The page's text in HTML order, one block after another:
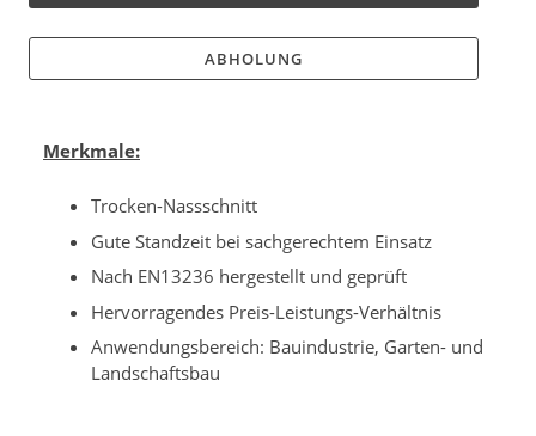
ABHOLUNG
Merkmale:
Trocken-Nassschnitt
Gute Standzeit bei sachgerechtem Einsatz
Nach EN13236 hergestellt und geprüft
Hervorragendes Preis-Leistungs-Verhältnis
Anwendungsbereich: Bauindustrie, Garten- und
Landschaftsbau